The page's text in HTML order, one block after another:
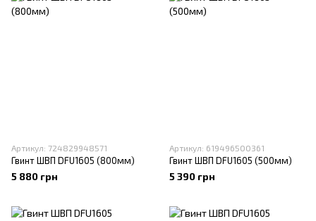
Артикул: 724829948571
Гвинт ШВП DFU1605 (800мм)
5 880 грн
Артикул: 619496500361
Гвинт ШВП DFU1605 (500мм)
5 390 грн